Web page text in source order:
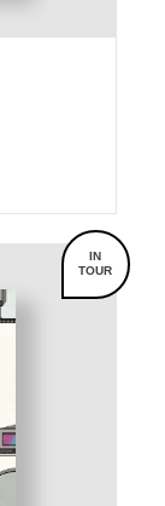
IN
TOUR